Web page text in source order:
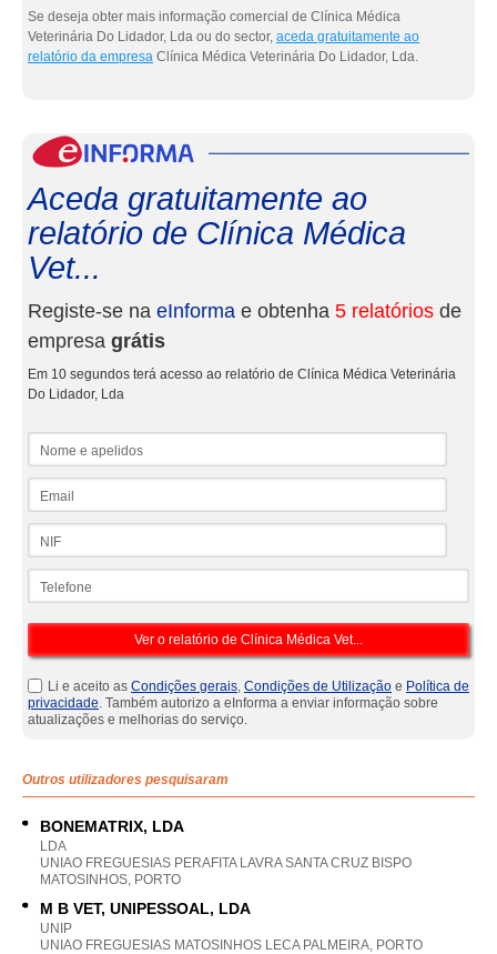
Se deseja obter mais informação comercial de Clínica Médica
Veterinária Do Lidador, Lda ou do sector, aceda gratuitamente ao
relatório da empresa Clínica Médica Veterinária Do Lidador, Lda.
Aceda gratuitamente ao
relatório de Clínica Médica
Vet...
Registe-se na eInforma e obtenha 5 relatórios de
empresa grátis
Em 10 segundos terá acesso ao relatório de Clínica Médica Veterinária
Do Lidador, Lda
Li e aceito as Condições gerais, Condições de Utilização e Política de
privacidade. Também autorizo a eInforma a enviar informação sobre
atualizações e melhorias do serviço.
Outros utilizadores pesquisaram
BONEMATRIX, LDA
LDA
UNIAO FREGUESIAS PERAFITA LAVRA SANTA CRUZ BISPO
MATOSINHOS, PORTO
M B VET, UNIPESSOAL, LDA
UNIP
UNIAO FREGUESIAS MATOSINHOS LECA PALMEIRA, PORTO